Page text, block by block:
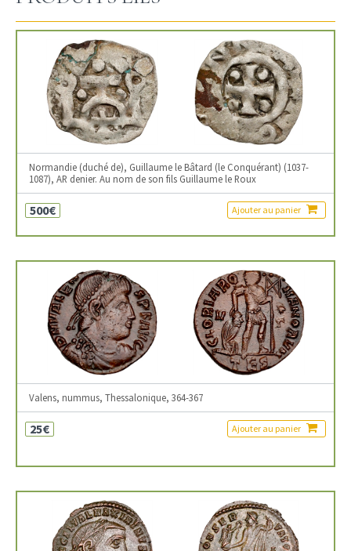
Normandie (duché de), Guillaume le Bâtard (le Conquérant) (1037-
1087), AR denier. Au nom de son fils Guillaume le Roux
500€ Ajouter au panier
Valens, nummus, Thessalonique, 364-367
25€ Ajouter au panier